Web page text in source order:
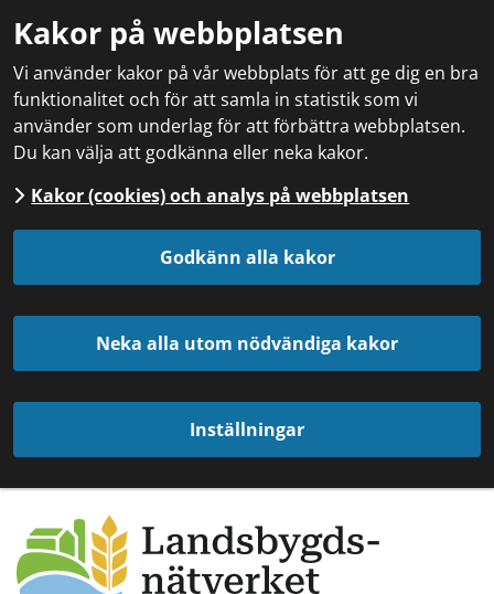
Kakor på webbplatsen
Vi använder kakor på vår webbplats för att ge dig en bra
funktionalitet och för att samla in statistik som vi
använder som underlag för att förbättra webbplatsen.
Du kan välja att godkänna eller neka kakor.
Kakor (cookies) och analys på webbplatsen
Godkänn alla kakor
Neka alla utom nödvändiga kakor
Inställningar